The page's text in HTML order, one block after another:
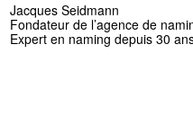
Jacques Seidmann
Fondateur de l’agence de
Expert en naming depuis 30